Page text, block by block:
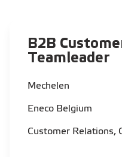
B2B
Teamleader​
Mechelen
Eneco Belgium
Customer Relations,